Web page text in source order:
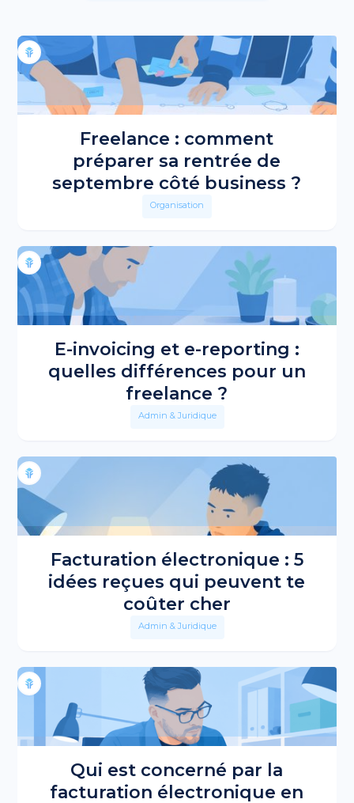
Freelance : comment
préparer sa rentrée de
septembre côté business ?
Organisation
E-invoicing et e-reporting :
quelles différences pour un
freelance ?
Admin & Juridique
Facturation électronique : 5
idées reçues qui peuvent te
coûter cher
Admin & Juridique
Qui est concerné par la
facturation électronique en